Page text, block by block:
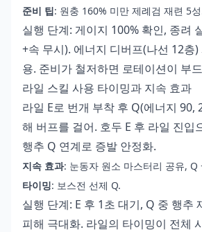
준비 팁: 원충 160% 미만 제례검 재련 5
실행 단계: 게이지 100% 확인, 종려
+속 무시). 에너지 디버프(나선 12층
용. 준비가 철저하면 로테이션이 부
라일 스킬 사용 타이밍과 지속 효과
라일 E로 번개 부착 후 Q(에너지 90,
해 버프를 걸어. 호두 E 후 라일 진입
행추 Q 연계로 증발 안정화.
지속 효과: 눈동자 원소 마스터리 공유,
타이밍: 보스전 선제 Q.
실행 단계: E 후 1초 대기, Q 중 행추
피해 극대화. 라일의 타이밍이 전체